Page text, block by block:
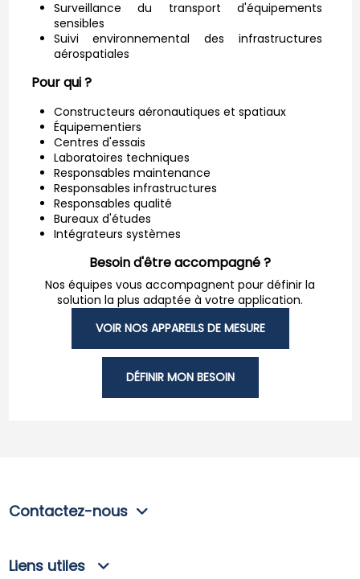
Surveillance du transport d'équipements
sensibles
Suivi environnemental des infrastructures
aérospatiales
Pour qui ?
Constructeurs aéronautiques et spatiaux
Équipementiers
Centres d'essais
Laboratoires techniques
Responsables maintenance
Responsables infrastructures
Responsables qualité
Bureaux d'études
Intégrateurs systèmes
Besoin d'être accompagné ?
Nos équipes vous accompagnent pour définir la
solution la plus adaptée à votre application.
VOIR NOS APPAREILS DE MESURE
DÉFINIR MON BESOIN
Contactez-nous
Liens utiles